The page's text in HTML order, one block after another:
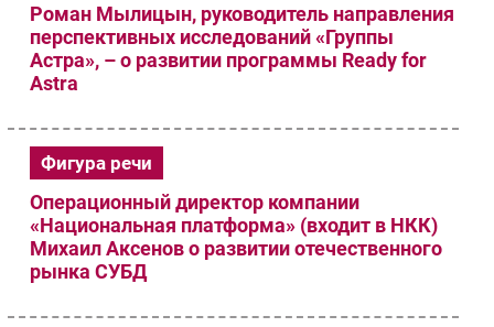
Роман Мылицын, руководитель направления
перспективных исследований «Группы
Астра», – о развитии программы Ready for
Astra
Фигура речи
Операционный директор компании
«Национальная платформа» (входит в НКК)
Михаил Аксенов о развитии отечественного
рынка СУБД